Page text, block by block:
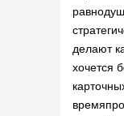
делают
хочется